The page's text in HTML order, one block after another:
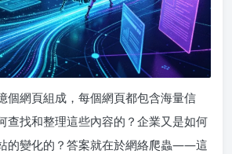
個網頁組成，每個網頁都包含海量信
查找和整理這些內容的？企業又是如何
的變化的？答案就在於網絡爬蟲——這